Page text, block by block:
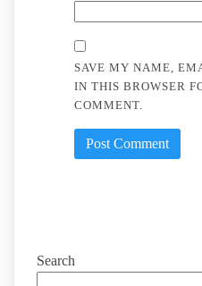
SAVE MY NAME,
IN THIS BROWSER
COMMENT.
Search